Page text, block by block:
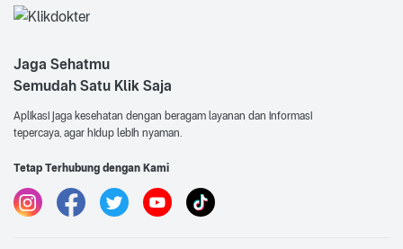
Jaga Sehatmu
Semudah Satu Klik Saja
Aplikasi jaga kesehatan dengan beragam layanan dan informasi
tepercaya, agar hidup lebih nyaman.
Tetap Terhubung dengan Kami